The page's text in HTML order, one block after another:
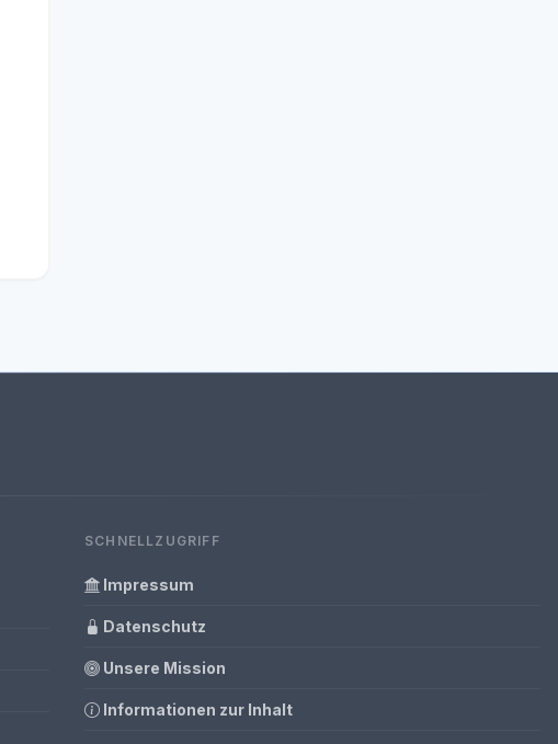
SCHNELLZUGRIFF
Impressum
Datenschutz
Unsere Mission
Informationen zur Inhalt